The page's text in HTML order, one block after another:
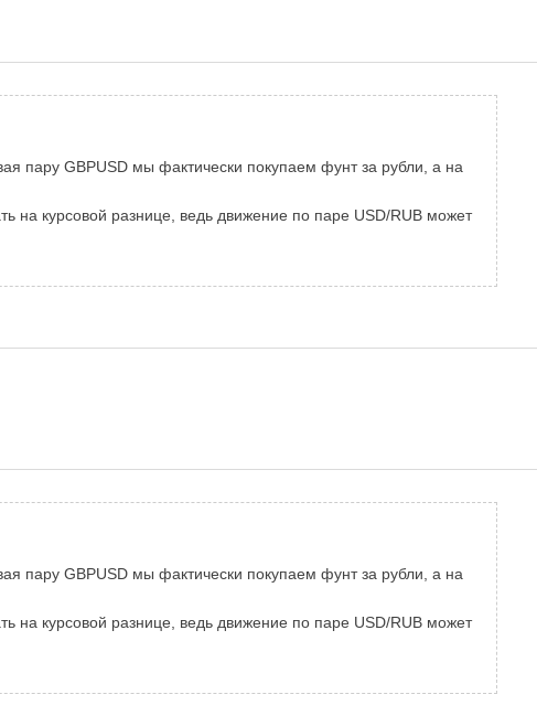
пару GBPUSD мы фактически покупаем фунт за рубли, а на
курсовой разнице, ведь движение по паре USD/RUB может
пару GBPUSD мы фактически покупаем фунт за рубли, а на
курсовой разнице, ведь движение по паре USD/RUB может